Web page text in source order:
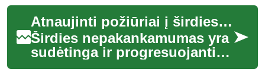
ir viešosios gerovės. ŽIV
testavim...
Atnaujinti požiūriai į širdies ligų valdymą
Širdies nepakankamumas yra
sudėtinga ir progresuojanti
būklė, paveikianti milijonus